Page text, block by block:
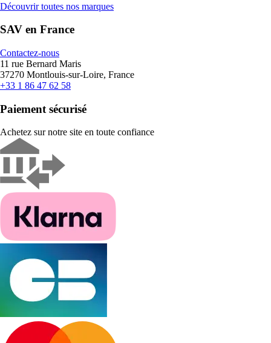
Découvrir toutes nos marques
SAV en France
Contactez-nous
11 rue Bernard Maris
37270 Montlouis-sur-Loire, France
+33 1 86 47 62 58
Paiement sécurisé
Achetez sur notre site en toute confiance